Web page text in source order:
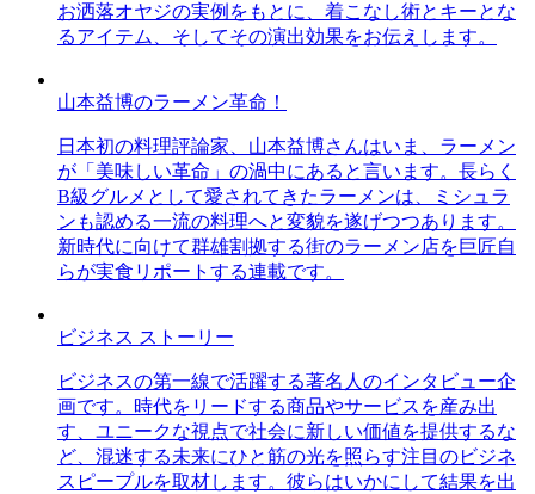
お洒落オヤジの実例をもとに、着こなし術とキーとな
るアイテム、そしてその演出効果をお伝えします。
山本益博のラーメン革命！
日本初の料理評論家、山本益博さんはいま、ラーメン
が「美味しい革命」の渦中にあると言います。長らく
B級グルメとして愛されてきたラーメンは、ミシュラ
ンも認める一流の料理へと変貌を遂げつつあります。
新時代に向けて群雄割拠する街のラーメン店を巨匠自
らが実食リポートする連載です。
ビジネス ストーリー
ビジネスの第一線で活躍する著名人のインタビュー企
画です。時代をリードする商品やサービスを産み出
す、ユニークな視点で社会に新しい価値を提供するな
ど、混迷する未来にひと筋の光を照らす注目のビジネ
スピープルを取材します。彼らはいかにして結果を出